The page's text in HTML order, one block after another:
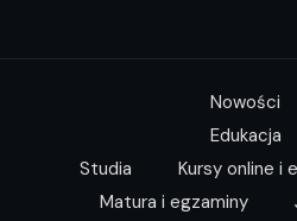
Nowości
Edukacja
Studia
Kursy online i
Matura i egzaminy